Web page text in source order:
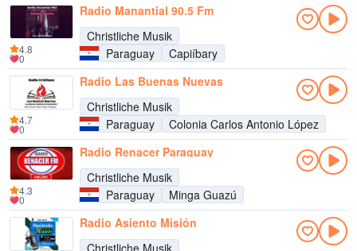
Radio Manantial 90.5 Fm
Christliche Musik
Paraguay
Capiíbary
4.8
0
Radio Las Buenas Nuevas
Christliche Musik
Paraguay
Colonia Carlos Antonio López
4.7
0
Radio Renacer Paraguay
Christliche Musik
Paraguay
Minga Guazú
4.3
0
Radio Asiento Misión
Christliche Musik